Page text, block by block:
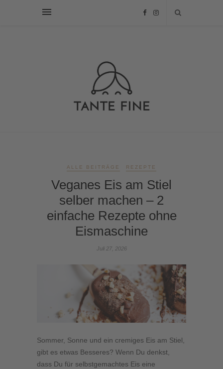
ALLE BEITRÄGE REZEPTE
Veganes Eis am Stiel
selber machen – 2
einfache Rezepte ohne
Eismaschine
Juli 27, 2026
Sommer, Sonne und ein cremiges Eis am Stiel,
gibt es etwas Besseres? Wenn Du denkst,
dass Du für selbstgemachtes Eis eine